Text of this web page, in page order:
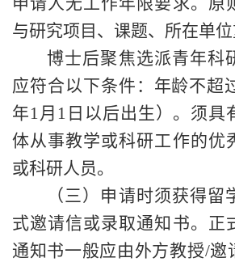
与研究项目、课题、所在单位
博士后聚焦选派青年科
应符合以下条件：年龄不超
年1月1日以后出生）。须具
体从事教学或科研工作的优
或科研人员。
（三）申请时须获得留
式邀请信或录取通知书。正
通知书一般应由外方教授/邀